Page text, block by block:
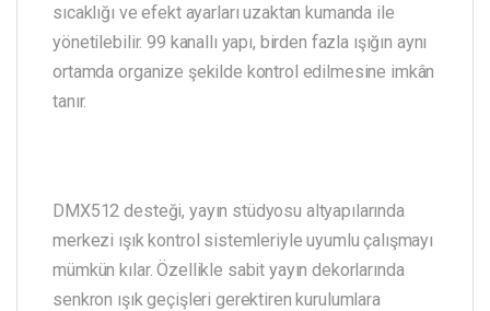
sıcaklığı ve efekt ayarları uzaktan kumanda ile
yönetilebilir. 99 kanallı yapı, birden fazla ışığın aynı
ortamda organize şekilde kontrol edilmesine imkân
tanır.
DMX512 desteği, yayın stüdyosu altyapılarında
merkezi ışık kontrol sistemleriyle uyumlu çalışmayı
mümkün kılar. Özellikle sabit yayın dekorlarında
senkron ışık geçişleri gerektiren kurulumlara